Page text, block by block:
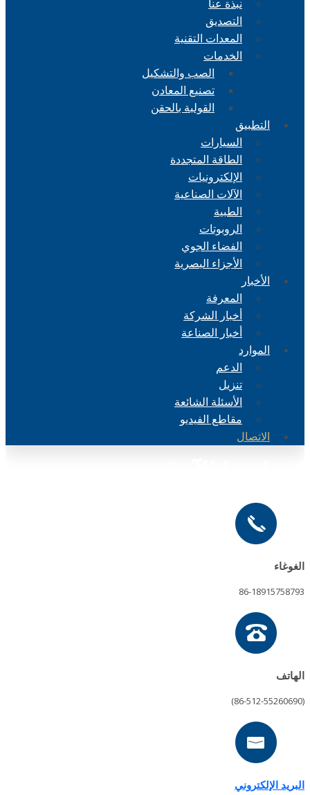
نبذة عنا
التصديق
المعدات التقنية
الخدمات
الصب والتشكيل
تصنيع المعادن
القولبة بالحقن
التطبيق
السيارات
الطاقة المتجددة
الإلكترونيات
الآلات الصناعية
الطبية
الروبوتات
الفضاء الجوي
الأجزاء البصرية
الأخبار
المعرفة
أخبار الشركة
أخبار الصناعة
الموارد
الدعم
تنزيل
الأسئلة الشائعة
مقاطع الفيديو
الاتصال
الغوغاء
86-18915758793
الهاتف
(86-512-55260690)
البريد الإلكتروني